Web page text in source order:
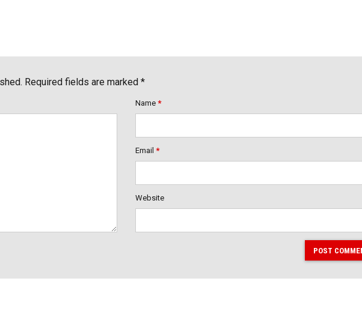
Required fields are marked *
Name *
Email *
Website
POST